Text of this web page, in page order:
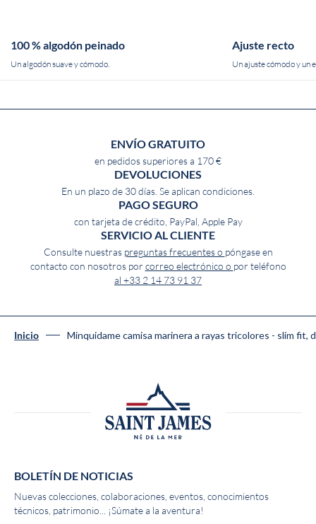
100 % algodón peinado
Un algodón suave y cómodo.
Ajuste recto
Un ajuste cómodo y un
ENVÍO GRATUITO
en pedidos superiores a 170 €
DEVOLUCIONES
En un plazo de 30 días. Se aplican condiciones.
PAGO SEGURO
con tarjeta de crédito, PayPal, Apple Pay
SERVICIO AL CLIENTE
Consulte nuestras preguntas frecuentes o póngase en
contacto con nosotros por correo electrónico o por teléfono
al +33 2 14 73 91 37
Inicio Minquidame camisa marinera a rayas tricolores - slim fit,
BOLETÍN DE NOTICIAS
Nuevas colecciones, colaboraciones, eventos, conocimientos
técnicos, patrimonio... ¡Súmate a la aventura!